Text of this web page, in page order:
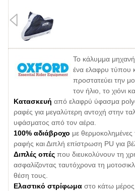
Το κάλυμμα
ένα ελαφρυ τύπου
προστατεύει την
τον ήλιο, το χιόνι
Κατασκευήαπό ελαφρύ ύφασμα
ραφές για μεγαλύτερη αντοχή στην
υφάσματος από τον αέρα.
100% αδιάβροχο με θερμοκολημένες
ραφής και Διπλή επίστρωση PU για
Διπλές οπέςπου διευκολύνουν τη
ασφαλίζοντας ταυτόχρονα τη
θέση τους.
Ελαστικό στρίφωμα στο κάτω